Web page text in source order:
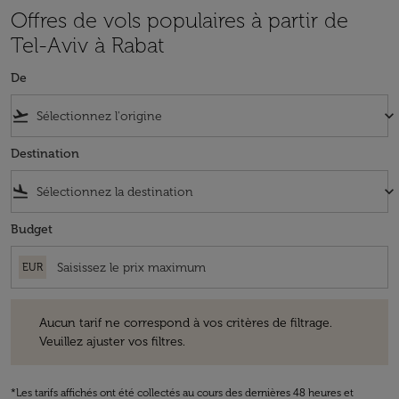
Offres de vols populaires à partir de
Tel-Aviv à Rabat
De
flight_takeoff keyboard_arrow_down
Destination
flight_land keyboard_arrow_down
Budget
EUR
Aucun tarif ne correspond à vos critères de filtrage.
Veuillez ajuster vos filtres.
*Les tarifs affichés ont été collectés au cours des dernières 48 heures et